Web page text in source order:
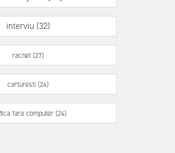
interviu (32)
racnet (27)
carturesti (24)
fara computer (24)